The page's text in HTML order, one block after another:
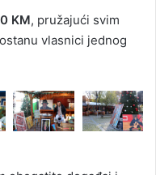
KM, pružajući svim
vlasnici jednog